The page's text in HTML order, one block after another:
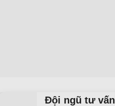
Đội ngũ tư vấn